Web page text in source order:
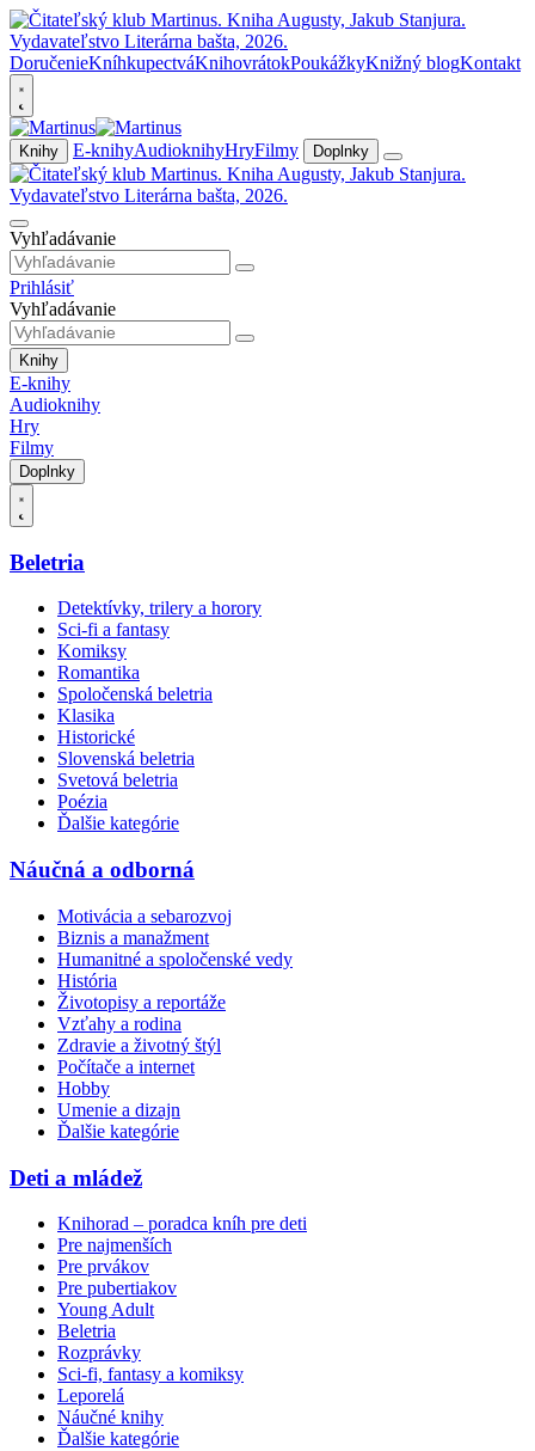
DoručenieKníhkupectváKnihovrátokPoukážkyKnižný blogKontakt
Knihy E-knihyAudioknihyHryFilmy Doplnky
Vyhľadávanie
Prihlásiť
Vyhľadávanie
Knihy
E-knihy
Audioknihy
Hry
Filmy
Doplnky
Beletria
Detektívky, trilery a horory
Sci-fi a fantasy
Komiksy
Romantika
Spoločenská beletria
Klasika
Historické
Slovenská beletria
Svetová beletria
Poézia
Ďalšie kategórie
Náučná a odborná
Motivácia a sebarozvoj
Biznis a manažment
Humanitné a spoločenské vedy
História
Životopisy a reportáže
Vzťahy a rodina
Zdravie a životný štýl
Počítače a internet
Hobby
Umenie a dizajn
Ďalšie kategórie
Deti a mládež
Knihorad – poradca kníh pre deti
Pre najmenších
Pre prvákov
Pre pubertiakov
Young Adult
Beletria
Rozprávky
Sci-fi, fantasy a komiksy
Leporelá
Náučné knihy
Ďalšie kategórie